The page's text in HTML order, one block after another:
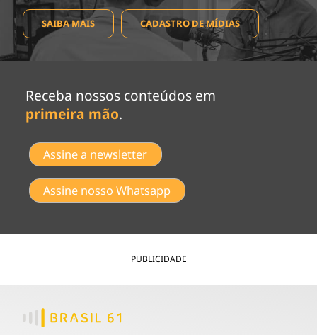
SAIBA MAIS CADASTRO DE MÍDIAS
Receba nossos conteúdos em
primeira mão.
Assine a newsletter
Assine nosso Whatsapp
PUBLICIDADE